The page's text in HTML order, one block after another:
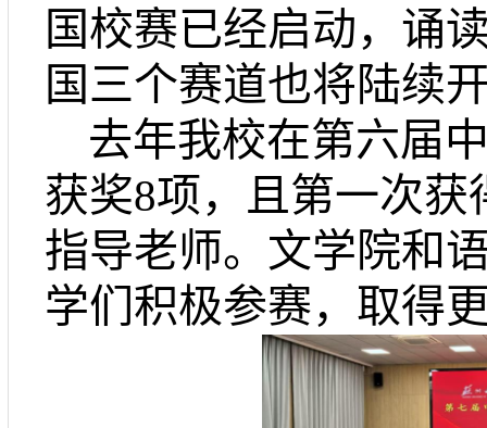
国校赛已经启动，诵
国三个赛道也将陆续
去年我校在第六届
获奖8项，且第一次获
指导老师。文学院和
学们积极参赛，取得